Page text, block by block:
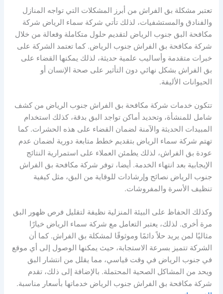
تعتبر مشكلة بق الفراش من أبرز المشكلات التي تواجه المنازل
والفنادق والمستشفيات، لذلك تأتي شركة سماء الرياض شركة
مكافحة البق جنوب الرياض لتقديم حلول متكاملة وفعالة من خلال
شركة مكافحة بق الفراش جنوب الرياض. كما تعتمد الشركة على
خبرات متقدمة وأساليب علمية حديثة، لذلك يمكنها القضاء على
بق الفراش بشكل نهائي دون التأثير على صحة الإنسان أو
الحيوانات الأليفة.
تتكون خدمات شركة مكافحة بق الفراش جنوب الرياض من كشف
شامل للمنشأة، وتحديد أماكن تواجد البق بدقة، كذلك استخدام
المبيدات الحديثة والآمنة لضمان القضاء على هذه الحشرات. كما
تهتم شركة سماء الرياض بتقديم خطط متابعة دورية لضمان عدم
عودة بق الفراش، لذلك يطمئن العملاء على استمرارية النتائج
الإيجابية بعد انتهاء الخدمة. أيضا، توفر شركة مكافحة بق الفراش
جنوب الرياض نصائح وإرشادات للوقاية من البق، مثل كيفية
تنظيف الأسرة والمفروشات.
وكذلك الحفاظ على البيئة المنزلية نظيفة لتقليل فرص ظهور البق
مرة أخرى. لذلك، يعتبر التعامل مع شركة سماء الرياض خيارًا
مثاليًا لمن يريد حلاً دائمًا وموثوقًا لمشكلة بق الفراش. كما أن
الشركة تتميز بسرعة الاستجابة، حيث يمكنها الوصول إلى أي موقع
في جنوب الرياض في وقت قياسي، مما يقلل من انتشار البق
ويحد من المشاكل الصحية المحتملة. بالإضافة إلى ذلك، تقدم
شركة مكافحة بق الفراش جنوب الرياض خدماتها بأسعار مناسبة.